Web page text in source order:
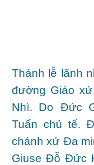
Thánh lễ lãnh
đường Giáo
Nhì. Do Đức
Tuấn chủ tế.
chánh xứ Đa
Giuse Đỗ Đức